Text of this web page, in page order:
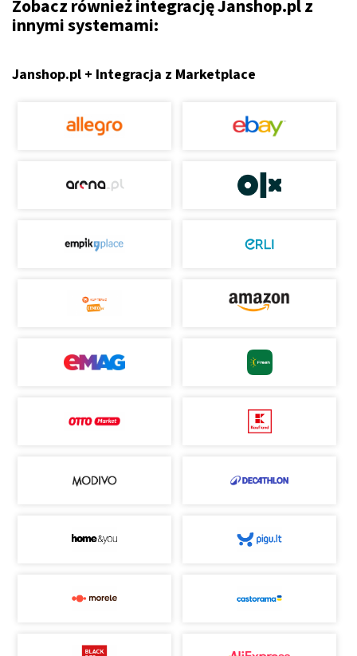
Zobacz również integrację Janshop.pl z
innymi systemami:
Janshop.pl + Integracja z Marketplace